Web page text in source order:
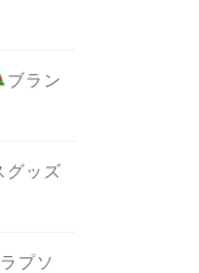
ブラン
グッズ
プソ